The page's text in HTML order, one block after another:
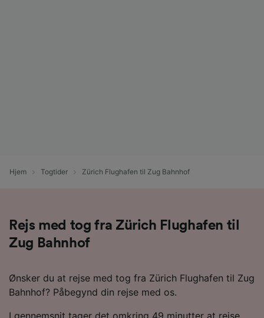
Hjem Togtider Zürich Flughafen til Zug Bahnhof
Rejs med tog fra Zürich Flughafen til
Zug Bahnhof
Ønsker du at rejse med tog fra Zürich Flughafen til Zug
Bahnhof? Påbegynd din rejse med os.